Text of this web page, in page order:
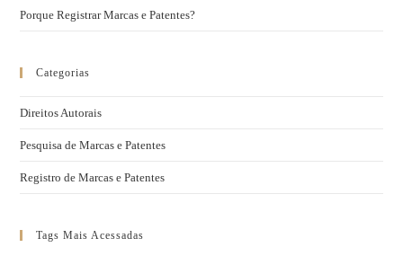
Porque Registrar Marcas e Patentes?
Categorias
Direitos Autorais
Pesquisa de Marcas e Patentes
Registro de Marcas e Patentes
Tags Mais Acessadas